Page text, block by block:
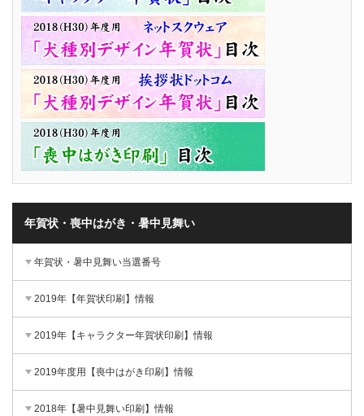
年賀状・喪中はがき・暑中見舞い
年賀状・暑中見舞い当選番号
2019年【年賀状印刷】情報
2019年【キャラクター年賀状印刷】情報
2019年度用【喪中はがき印刷】情報
2018年【暑中見舞い印刷】情報